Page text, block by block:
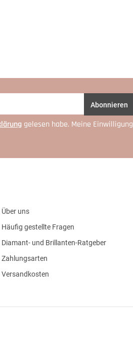
Abonnieren
gelesen habe. Meine Einwilligung
Über uns
Häufig gestellte Fragen
Diamant- und Brillanten-Ratgeber
Zahlungsarten
Versandkosten